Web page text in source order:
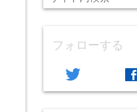
フォローする
twitter